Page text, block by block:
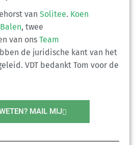
van Solitee. Koen
, twee
van ons Team
de juridische kant van het
VDT bedankt Tom voor de
MAIL MIJ